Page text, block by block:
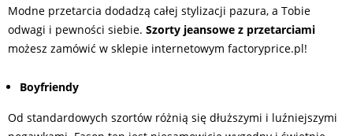
Modne przetarcia dodadzą całej stylizacji pazura, a Tobie
odwagi i pewności siebie. Szorty jeansowe z przetarciami
możesz zamówić w sklepie internetowym factoryprice.pl!
Boyfriendy
Od standardowych szortów różnią się dłuższymi i luźniejszymi